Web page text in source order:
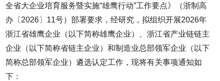
全省大企业培育服务暨实施“雄鹰行动”工作要点》（浙制高
办〔2026〕11号）部署要求，经研究，拟组织开展2026年
浙江省雄鹰企业（以下简称雄鹰企业）、浙江省产业链链主
企业（以下简称省链主企业）和制造业总部领军企业（以下
简称总部领军企业）遴选认定工作，现将有关事项通知如
下：